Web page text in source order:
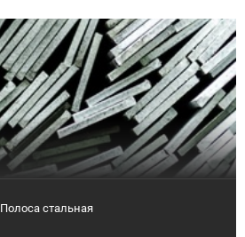
Полоса стальная